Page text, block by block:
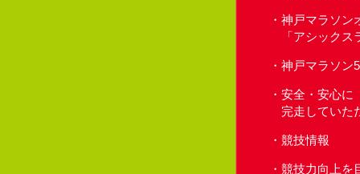
神戸マラソン
「アシック
神戸マラソン
安全・安心に
完走していた
競技情報
競技力向上を